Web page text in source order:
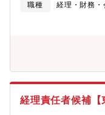
職種
経理・財務・
経理責任者候補【